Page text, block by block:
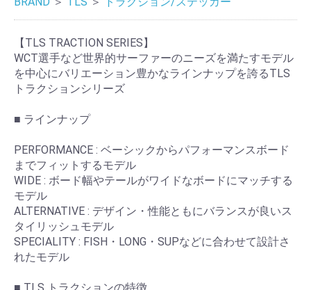
【TLS TRACTION SERIES】
WCT選手など世界的サーファーのニーズを満たすモデル
を中心にバリエーション豊かなラインナップを誇るTLS
トラクションシリーズ
■ ラインナップ
PERFORMANCE : ベーシックからパフォーマンスボード
までフィットするモデル
WIDE : ボード幅やテールがワイドなボードにマッチする
モデル
ALTERNATIVE : デザイン・性能ともにバランスが良いス
タイリッシュモデル
SPECIALITY : FISH・LONG・SUPなどに合わせて設計さ
れたモデル